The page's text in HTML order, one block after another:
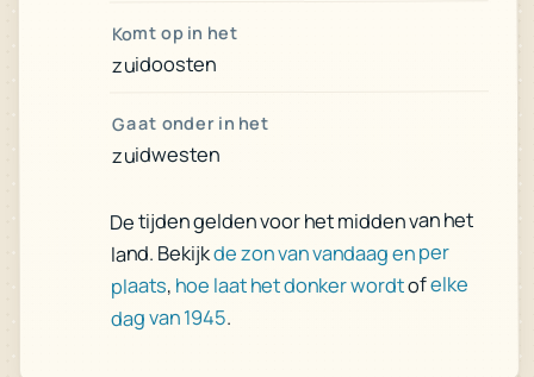
Komt op in het
zuidoosten
Gaat onder in het
zuidwesten
De tijden gelden voor het midden van het
land. Bekijkde zon van vandaag en per
plaats, hoe laat het donker wordtofelke
dag van 1945.